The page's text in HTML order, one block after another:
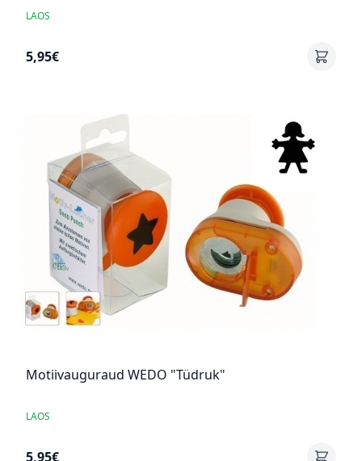
LAOS
5,95€
Motiivauguraud WEDO "Tüdruk"
LAOS
5,95€